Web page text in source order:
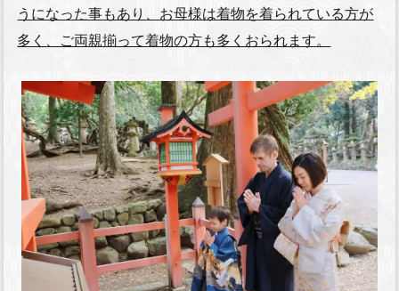
うになった事もあり、お母様は着物を着られている方が
多く、ご両親揃って着物の方も多くおられます。